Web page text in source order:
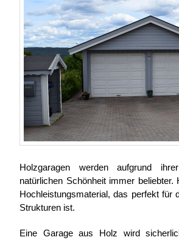
Holzgaragen werden aufgrund
natürlichen Schönheit immer beliebter.
Hochleistungsmaterial, das perfekt für
Strukturen ist.
Eine Garage aus Holz wird